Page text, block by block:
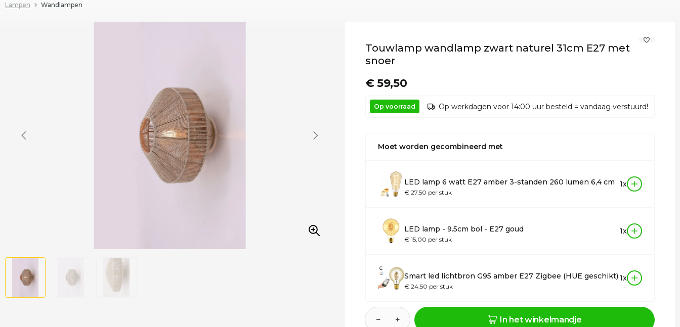
Lampen Wandlampen
Touwlamp wandlamp zwart naturel 31cm E27 met
snoer
€ 59,50
Op voorraad Op werkdagen voor 14:00 uur besteld = vandaag verstuurd!
Moet worden gecombineerd met
LED lamp 6 watt E27 amber 3-standen 260 lumen 6,4 cm
€ 27,50 per stuk
1x
LED lamp - 9.5cm bol - E27 goud
€ 15,00 per stuk
1x
Smart led lichtbron G95 amber E27 Zigbee (HUE geschikt)
€ 24,50 per stuk
1x
− + In het winkelmandje